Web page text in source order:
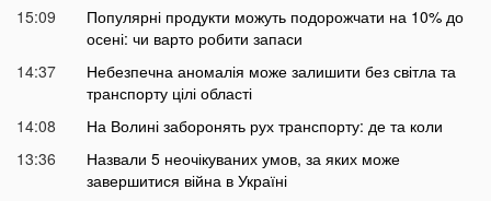
15:09
Популярні продукти можуть подорожчати на 10% до
осені: чи варто робити запаси
14:37
Небезпечна аномалія може залишити без світла та
транспорту цілі області
14:08
На Волині заборонять рух транспорту: де та коли
13:36
Назвали 5 неочікуваних умов, за яких може
завершитися війна в Україні